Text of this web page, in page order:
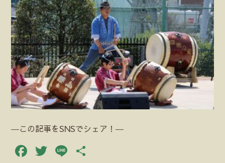
―この記事をSNSでシェア！―
Facebook
Twitter
Line